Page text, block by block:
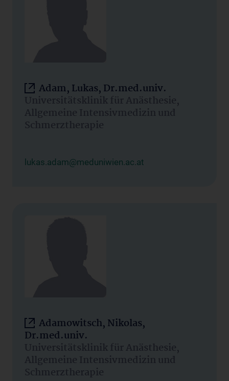
Adam, Lukas, Dr.med.univ.
Universitätsklinik für Anästhesie,
Allgemeine Intensivmedizin und
Schmerztherapie
lukas.adam@meduniwien.ac.at
Adamowitsch, Nikolas,
Dr.med.univ.
Universitätsklinik für Anästhesie,
Allgemeine Intensivmedizin und
Schmerztherapie